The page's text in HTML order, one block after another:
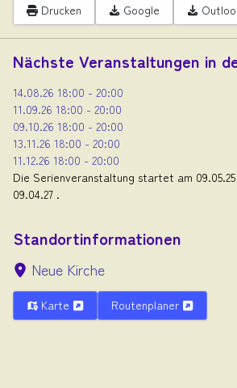
Drucken Google
Nächste Veranstaltungen in
14.08.26 18:00 - 20:00
11.09.26 18:00 - 20:00
09.10.26 18:00 - 20:00
13.11.26 18:00 - 20:00
11.12.26 18:00 - 20:00
Die Serienveranstaltung startet am
09.04.27 .
Standortinformationen
Neue Kirche
Karte Routenplaner